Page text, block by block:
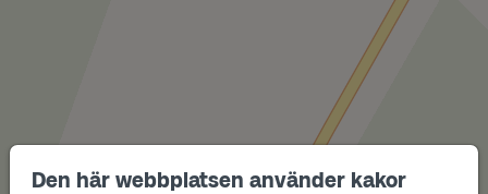
Den här webbplatsen använder kakor